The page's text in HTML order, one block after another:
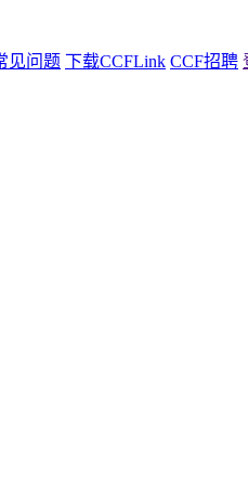
见问题 下载CCFLink CCF招聘